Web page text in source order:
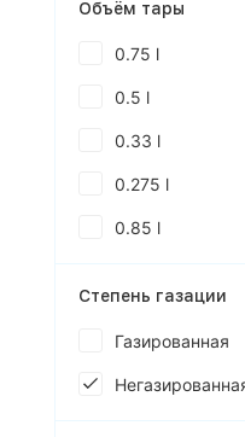
Объём тары
0.75 l
0.5 l
0.33 l
0.275 l
0.85 l
Степень газации
Газированная